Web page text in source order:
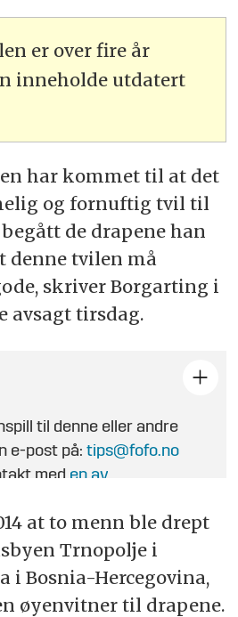
er over fire år
inneholde utdatert
har kommet til at det
og fornuftig tvil til
de drapene han
denne tvilen må
skriver Borgarting i
avsagt tirsdag.
til denne eller andre
e-post på:tips@fofo.no
med en av
at to menn ble drept
Trnopolje i
i Bosnia-Hercegovina,
øyenvitner til drapene.